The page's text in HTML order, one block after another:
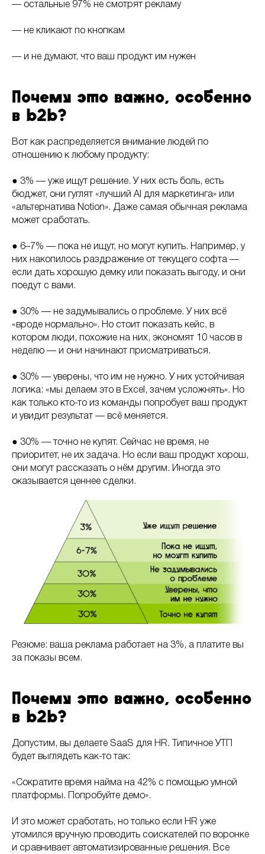
— остальные 97% не смотрят рекламу
— не кликают по кнопкам
— и не думают, что ваш продукт им нужен
Почему это важно, особенно
в b2b?
Вот как распределяется внимание людей по
отношению к любому продукту:
● 3% — уже ищут решение. У них есть боль, есть
бюджет, они гуглят «лучший AI для маркетинга» или
«альтернатива Notion». Даже самая обычная реклама
может сработать.
● 6–7% — пока не ищут, но могут купить. Например, у
них накопилось раздражение от текущего софта —
если дать хорошую демку или показать выгоду, и они
поедут с вами.
● 30% — не задумывались о проблеме. У них всё
«вроде нормально». Но стоит показать кейс, в
котором люди, похожие на них, экономят 10 часов в
неделю — и они начинают присматриваться.
● 30% — уверены, что им не нужно. У них устойчивая
логика: «мы делаем это в Excel, зачем усложнять». Но
как только кто-то из команды попробует ваш продукт
и увидит результат — всё меняется.
● 30% — точно не купят. Сейчас не время, не
приоритет, не их задача. Но если ваш продукт хорош,
они могут рассказать о нём другим. Иногда это
оказывается ценнее сделки.
Резюме: ваша реклама работает на 3%, а платите вы
за показы всем.
Почему это важно, особенно
в b2b?
Допустим, вы делаете SaaS для HR. Типичное УТП
будет выглядеть как-то так:
«Сократите время найма на 42% с помощью умной
платформы. Попробуйте демо».
И это может сработать, но только если HR уже
утомился вручную проводить соискателей по воронке
и сравнивает автоматизированные решения. Все